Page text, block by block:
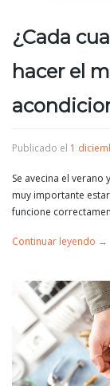
¿Cada
hacer el
Publicado el 1
Se avecina el
muy importante
funcione
Continuar leyendo →